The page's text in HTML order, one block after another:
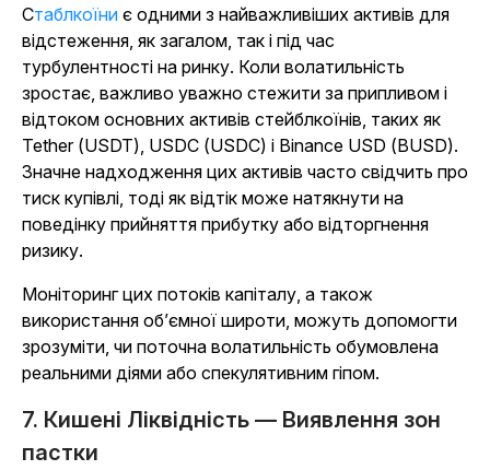
Стаблкоїни є одними з найважливіших активів для
відстеження, як загалом, так і під час
турбулентності на ринку. Коли волатильність
зростає, важливо уважно стежити за припливом і
відтоком основних активів стейблкоїнів, таких як
Tether (USDT), USDC (USDC) і Binance USD (BUSD).
Значне надходження цих активів часто свідчить про
тиск купівлі, тоді як відтік може натякнути на
поведінку прийняття прибутку або відторгнення
ризику.
Моніторинг цих потоків капіталу, а також
використання об’ємної широти, можуть допомогти
зрозуміти, чи поточна волатильність обумовлена
реальними діями або спекулятивним гіпом.
7. Кишені Ліквідність — Виявлення зон
пастки